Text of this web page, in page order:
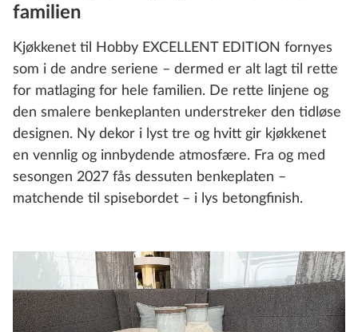
familien
Kjøkkenet til Hobby EXCELLENT EDITION fornyes
som i de andre seriene – dermed er alt lagt til rette
for matlaging for hele familien. De rette linjene og
den smalere benkeplanten understreker den tidløse
designen. Ny dekor i lyst tre og hvitt gir kjøkkenet
en vennlig og innbydende atmosfære. Fra og med
sesongen 2027 fås dessuten benkeplaten –
matchende til spisebordet – i lys betongfinish.